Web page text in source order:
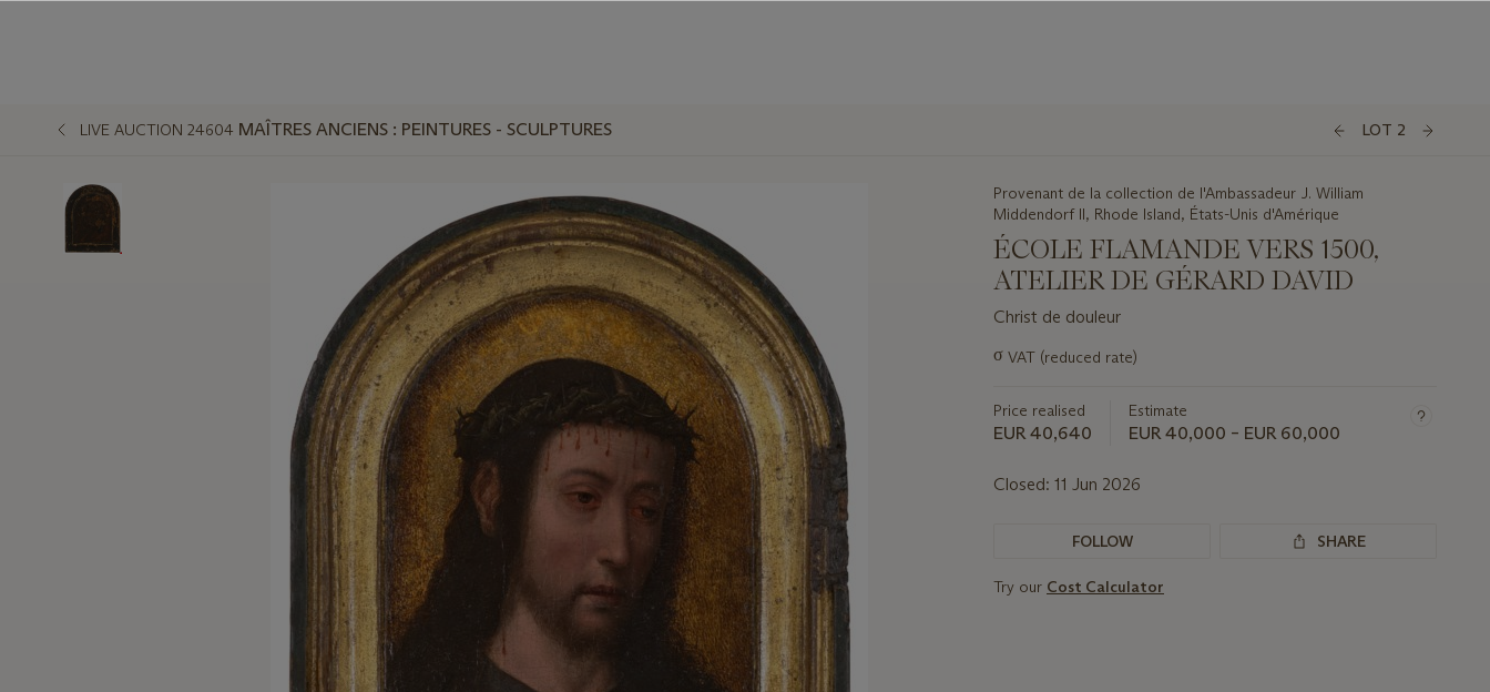
LIVE AUCTION 24604 MAÎTRES ANCIENS : PEINTURES - SCULPTURES LOT 2
Provenant de la collection de l'Ambassadeur J. William
Middendorf II, Rhode Island, États-Unis d'Amérique
ÉCOLE FLAMANDE VERS 1500,
ATELIER DE GÉRARD DAVID
Christ de douleur
Important
this
lot
σ VAT (reduced rate)
Price realised
EUR 40,640
Estimate
EUR 40,000 – EUR 60,000
Closed: 11 Jun 2026
FOLLOW SHARE
Try our Cost Calculator